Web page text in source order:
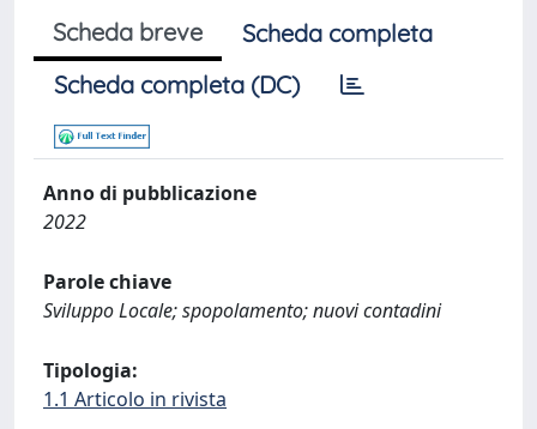
Scheda breve
Scheda completa
Scheda completa (DC)
Anno di pubblicazione
2022
Parole chiave
Sviluppo Locale; spopolamento; nuovi contadini
Tipologia:
1.1 Articolo in rivista